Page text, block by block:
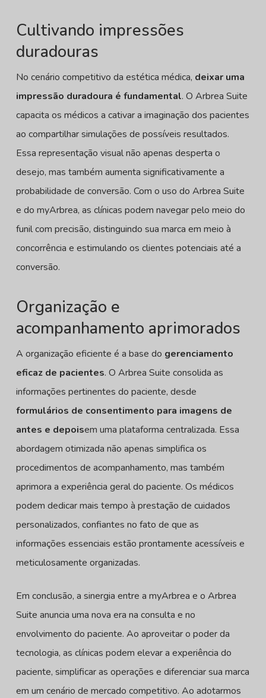
Cultivando impressões
duradouras
No cenário competitivo da estética médica, deixar uma
impressão duradoura é fundamental. O Arbrea Suite
capacita os médicos a cativar a imaginação dos pacientes
ao compartilhar simulações de possíveis resultados.
Essa representação visual não apenas desperta o
desejo, mas também aumenta significativamente a
probabilidade de conversão. Com o uso do Arbrea Suite
e do myArbrea, as clínicas podem navegar pelo meio do
funil com precisão, distinguindo sua marca em meio à
concorrência e estimulando os clientes potenciais até a
conversão.
Organização e
acompanhamento aprimorados
A organização eficiente é a base do gerenciamento
eficaz de pacientes. O Arbrea Suite consolida as
informações pertinentes do paciente, desde
formulários de consentimento para imagens de
antes e depoisem uma plataforma centralizada. Essa
abordagem otimizada não apenas simplifica os
procedimentos de acompanhamento, mas também
aprimora a experiência geral do paciente. Os médicos
podem dedicar mais tempo à prestação de cuidados
personalizados, confiantes no fato de que as
informações essenciais estão prontamente acessíveis e
meticulosamente organizadas.
Em conclusão, a sinergia entre a myArbrea e o Arbrea
Suite anuncia uma nova era na consulta e no
envolvimento do paciente. Ao aproveitar o poder da
tecnologia, as clínicas podem elevar a experiência do
paciente, simplificar as operações e diferenciar sua marca
em um cenário de mercado competitivo. Ao adotarmos